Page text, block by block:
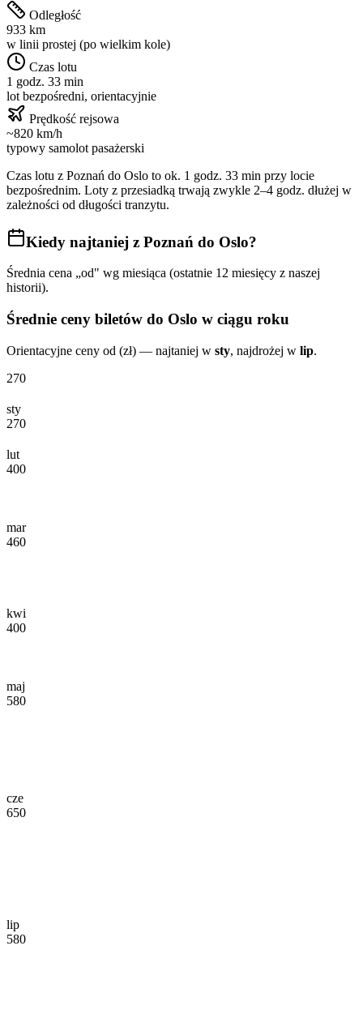
Odległość
933 km
w linii prostej (po wielkim kole)
Czas lotu
1 godz. 33 min
lot bezpośredni, orientacyjnie
Prędkość rejsowa
~820 km/h
typowy samolot pasażerski
Czas lotu z Poznań do Oslo to ok. 1 godz. 33 min przy locie
bezpośrednim. Loty z przesiadką trwają zwykle 2–4 godz. dłużej w
zależności od długości tranzytu.
Kiedy najtaniej z Poznań do Oslo?
Średnia cena „od" wg miesiąca (ostatnie 12 miesięcy z naszej
historii).
Średnie ceny biletów do Oslo w ciągu roku
Orientacyjne ceny od (zł) — najtaniej w sty, najdrożej w lip.
270
sty
270
lut
400
mar
460
kwi
400
maj
580
cze
650
lip
580